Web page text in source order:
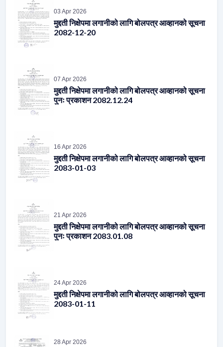
03 Apr 2026
मुद्दती निक्षेपमा लगानीको लागि बोलपत्र आव्हानको सूचना
2082-12-20
07 Apr 2026
मुद्दती निक्षेपमा लगानीको लागि बोलपत्र आव्हानको सूचना
पुनः प्रकाशन 2082.12.24
16 Apr 2026
मुद्दती निक्षेपमा लगानीको लागि बोलपत्र आव्हानको सूचना
2083-01-03
मुद्दती निक्षेपमा लगानीको लागि बोलपत्र आव्हानको सूचना
पुनः प्रकाशन 2083.01.08
मुद्दती निक्षेपमा लगानीको लागि बोलपत्र आव्हानको सूचना
2083-01-11
28 Apr 2026